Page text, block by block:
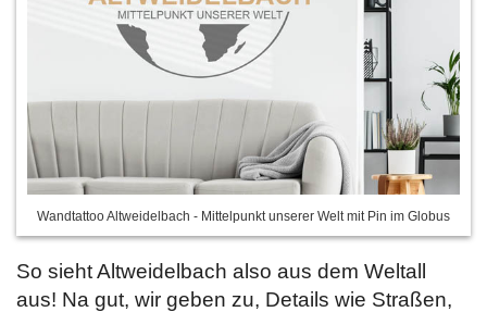
Wandtattoo Altweidelbach - Mittelpunkt unserer Welt mit Pin im Globus
So sieht Altweidelbach also aus dem Weltall
aus! Na gut, wir geben zu, Details wie Straßen,